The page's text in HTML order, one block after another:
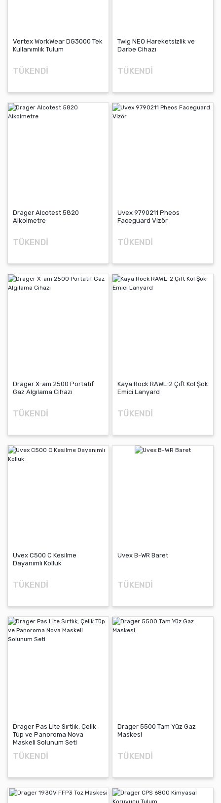
Vertex WorkWear DG3000 Tek
Kullanımlık Tulum
TÜKENDİ
Twig NEO Hareketsizlik ve
Darbe Cihazı
TÜKENDİ
Drager Alcotest 5820
Alkolmetre
TÜKENDİ
Uvex 9790211 Pheos
Faceguard Vizör
TÜKENDİ
Drager X-am 2500 Portatif
Gaz Algılama Cihazı
TÜKENDİ
Kaya Rock RAWL-2 Çift Kol Şok
Emici Lanyard
TÜKENDİ
Uvex C500 C Kesilme
Dayanımlı Kolluk
TÜKENDİ
Uvex B-WR Baret
TÜKENDİ
Drager Pas Lite Sırtlık, Çelik
Tüp ve Panoroma Nova
Maskeli Solunum Seti
TÜKENDİ
Drager 5500 Tam Yüz Gaz
Maskesi
TÜKENDİ